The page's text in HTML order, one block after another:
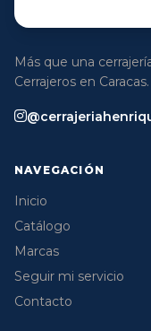
Más que una
Cerrajeros en Caracas.
NAVEGACIÓN
Inicio
Catálogo
Marcas
Seguir mi servicio
Contacto